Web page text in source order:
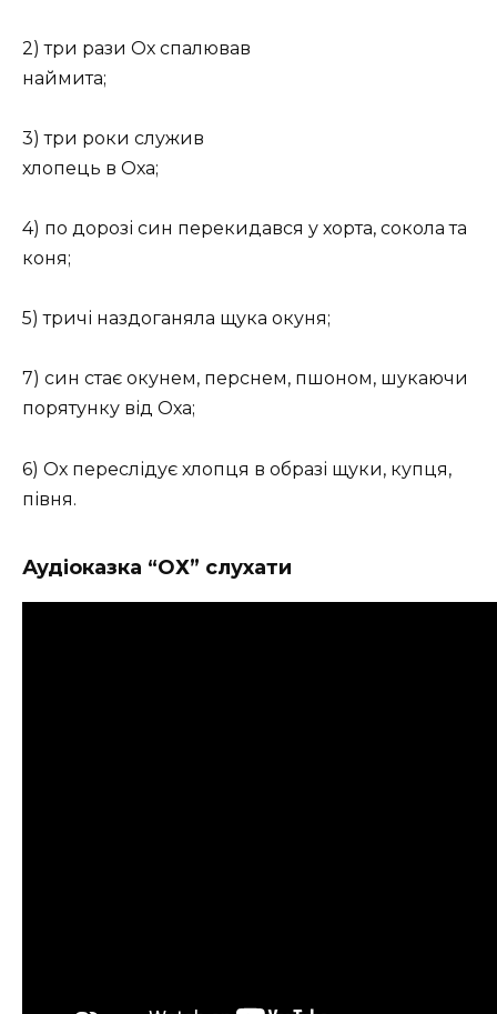
2) три рази Ох спалював
наймита;
3) три роки служив
хлопець в Оха;
4) по дорозі син перекидався у хорта, сокола та
коня;
5) тричі наздоганяла щука окуня;
7) син стає окунем, перснем, пшоном, шукаючи
порятунку від Оха;
6) Ох переслідує хлопця в образі щуки, купця,
півня.
Аудіоказка “ОХ” слухати